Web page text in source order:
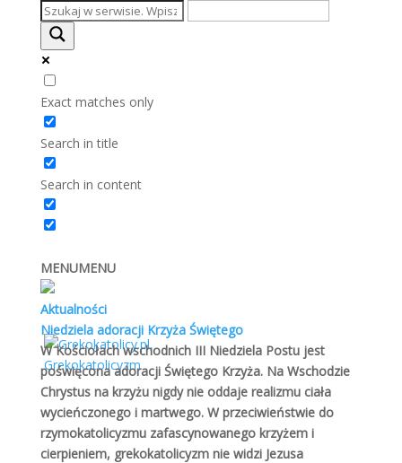
Exact matches only
Search in title
Search in content
MENUMENU
Aktualności
Niedziela adoracji Krzyża Świętego
W Kościołach wschodnich III Niedziela Postu jest
poświęcona adoracji Świętego Krzyża. Na Wschodzie
Chrystus na krzyżu nigdy nie oddaje realizmu ciała
wycieńczonego i martwego. W przeciwieństwie do
rzymokatolicyzmu zafascynowanego krzyżem i
cierpieniem, grekokatolicyzm nie widzi Jezusa
Działalność Kościoła greckokatolickiego 1957-
1996
Grekokatolicy
funkcjonowania Kościoła w latach 1957-19894.2.
Utworzenie nowych struktur 1989-1996Na fali
przemian jakie miały miejsce w 1956 r. doszło do
złagodzenia polityki państwa wobec Kościoła i innych
związków wyznaniowych. Konsekwencją tego było
wyrażenie zgody przez władze na erygowanie przez ks.
Prymasa Polski pewnej ilości placówek
greckokatolickich przy parafiach rzymskokatolickich. W
…